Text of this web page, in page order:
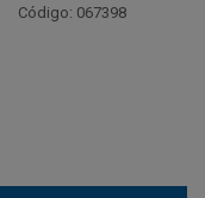
Código: 067398